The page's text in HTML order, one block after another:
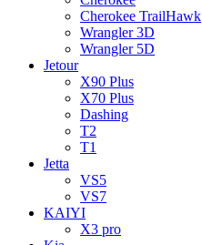
Cherokee TrailHawk
Wrangler 3D
Wrangler 5D
Jetour
X90 Plus
X70 Plus
Dashing
T2
T1
Jetta
VS5
VS7
KAIYI
X3 pro